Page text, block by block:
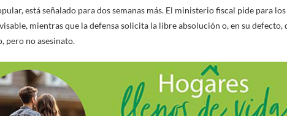
está señalado para dos semanas más. El ministerio fiscal pide para
mientras que la defensa solicita la libre absolución o, en su defecto,
pero no asesinato.